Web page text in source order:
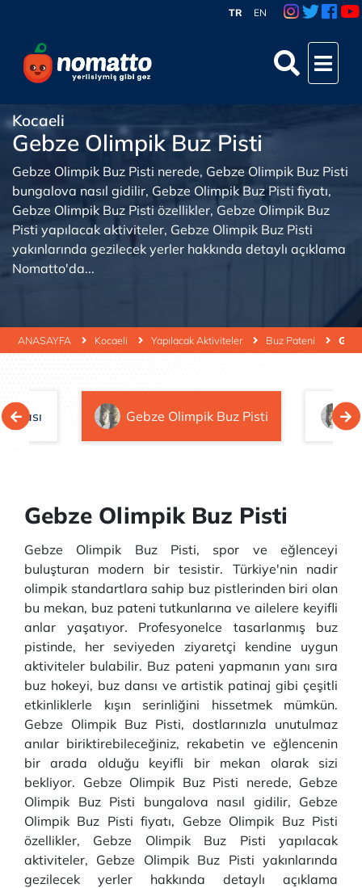
TR EN
ANASAYFA Kocaeli Yapılacak Aktiviteler Buz Pateni
Kocaeli
Gebze Olimpik Buz Pisti
Gebze Olimpik Buz Pisti nerede, Gebze Olimpik Buz Pisti
bungalova nasıl gidilir, Gebze Olimpik Buz Pisti fiyatı,
Gebze Olimpik Buz Pisti özellikler, Gebze Olimpik Buz
Pisti yapılacak aktiviteler, Gebze Olimpik Buz Pisti
yakınlarında gezilecek yerler hakkında detaylı açıklama
Nomatto'da...
Adası Gebze Olimpik Buz Pisti
Gebze Olimpik Buz Pisti
Gebze Olimpik Buz Pisti, spor ve eğlenceyi
buluşturan modern bir tesistir. Türkiye'nin nadir
olimpik standartlara sahip buz pistlerinden biri olan
bu mekan, buz pateni tutkunlarına ve ailelere keyifli
anlar yaşatıyor. Profesyonelce tasarlanmış buz
pistinde, her seviyeden ziyaretçi kendine uygun
aktiviteler bulabilir. Buz pateni yapmanın yanı sıra
buz hokeyi, buz dansı ve artistik patinaj gibi çeşitli
etkinliklerle kışın serinliğini hissetmek mümkün.
Gebze Olimpik Buz Pisti, dostlarınızla unutulmaz
anılar biriktirebileceğiniz, rekabetin ve eğlencenin
bir arada olduğu keyifli bir mekan olarak sizi
bekliyor. Gebze Olimpik Buz Pisti nerede, Gebze
Olimpik Buz Pisti bungalova nasıl gidilir, Gebze
Olimpik Buz Pisti fiyatı, Gebze Olimpik Buz Pisti
özellikler, Gebze Olimpik Buz Pisti yapılacak
aktiviteler, Gebze Olimpik Buz Pisti yakınlarında
gezilecek yerler hakkında detaylı açıklama